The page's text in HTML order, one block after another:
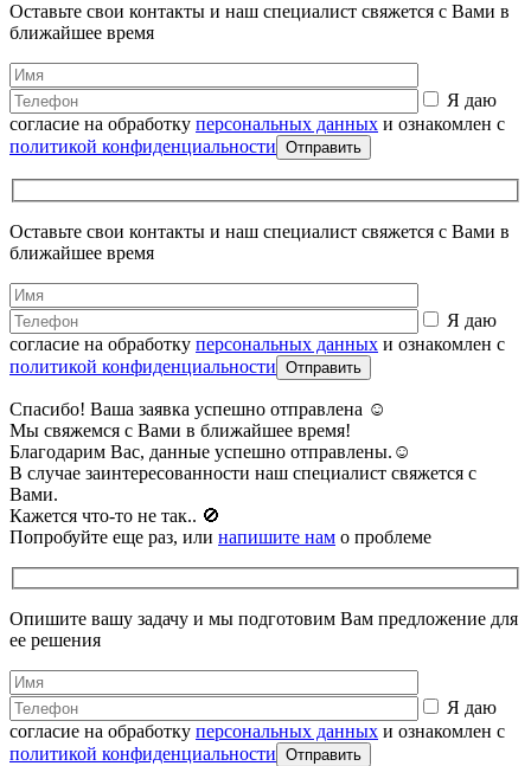
Оставьте свои контакты и наш специалист свяжется с Вами в
ближайшее время
Я даю
согласие на обработку персональных данных и ознакомлен с
политикой конфиденциальности
Оставьте свои контакты и наш специалист свяжется с Вами в
ближайшее время
Я даю
согласие на обработку персональных данных и ознакомлен с
политикой конфиденциальности
Спасибо! Ваша заявка успешно отправлена ☺️
Мы свяжемся с Вами в ближайшее время!
Благодарим Вас, данные успешно отправлены.☺️
В случае заинтересованности наш специалист свяжется с
Вами.
Кажется что-то не так.. 🚫️
Попробуйте еще раз, или напишите нам о проблеме
Опишите вашу задачу и мы подготовим Вам предложение для
ее решения
Я даю
согласие на обработку персональных данных и ознакомлен с
политикой конфиденциальности